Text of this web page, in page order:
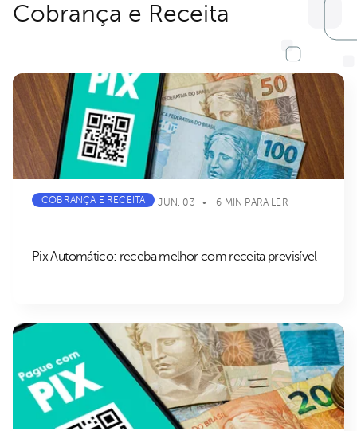
Cobrança e Receita
COBRANÇA E RECEITA JUN. 03 6 MIN PARA LER
Pix Automático: receba melhor com receita previsível